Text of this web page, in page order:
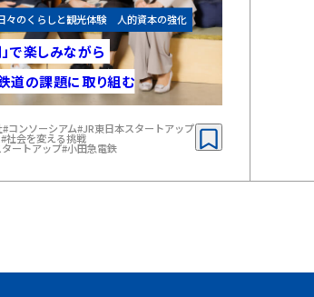
々のくらしと観光体験 人的資本の強化
で楽しみながら
道の課題に取り組む
#コンソーシアム#JR東日本スタートアップ
#社会を変える挑戦
ートアップ#小田急電鉄